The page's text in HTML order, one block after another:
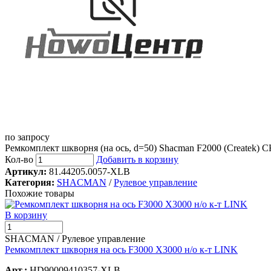
по запросу
Ремкомплект шкворня (на ось, d=50) Shacman F2000 (Createk)
Кол-во
Добавить в корзину
Артикул: 81.44205.0057-XLB
Категория: SHACMAN /Рулевое управление
Похожие товары
В корзину
SHACMAN / Рулевое управление
Ремкомплект шкворня на ось F3000 X3000 н/о к-т LINK